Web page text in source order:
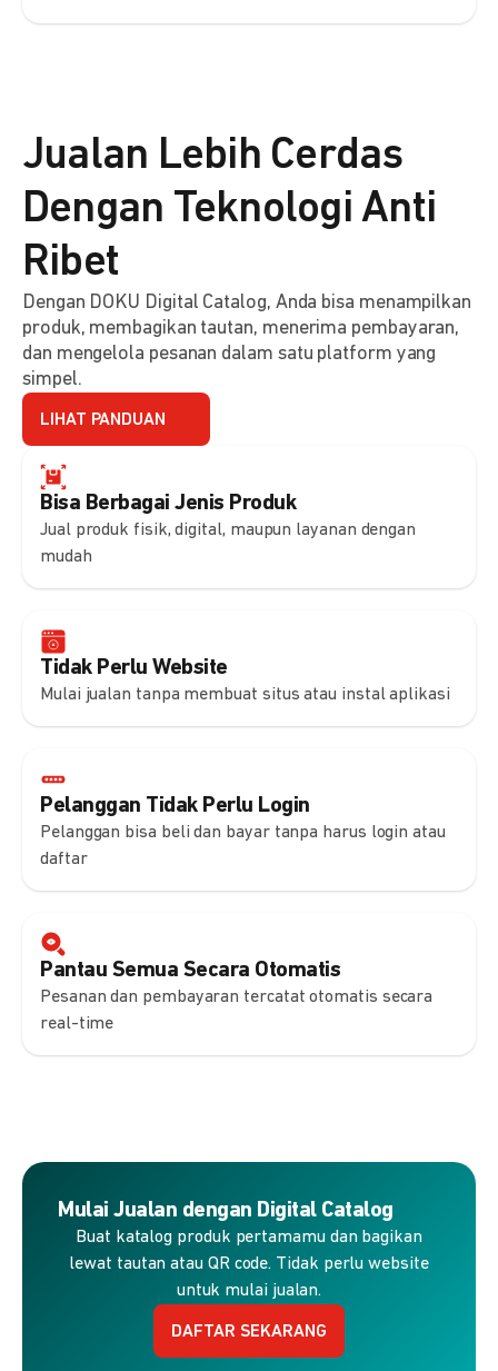
Bisa Berbagai Jenis Produk
Jual produk fisik, digital, maupun layanan dengan
mudah
Tidak Perlu Website
Mulai jualan tanpa membuat situs atau instal aplikasi
Pelanggan Tidak Perlu Login
Pelanggan bisa beli dan bayar tanpa harus login atau
daftar
Pantau Semua Secara Otomatis
Pesanan dan pembayaran tercatat otomatis secara
real-time
Jualan Lebih Cerdas
Dengan Teknologi Anti
Ribet
Dengan DOKU Digital Catalog, Anda bisa menampilkan
produk, membagikan tautan, menerima pembayaran,
dan mengelola pesanan dalam satu platform yang
simpel.
LIHAT PANDUAN
Mulai Jualan dengan Digital Catalog
Buat katalog produk pertamamu dan bagikan
lewat tautan atau QR code. Tidak perlu website
untuk mulai jualan.
DAFTAR SEKARANG